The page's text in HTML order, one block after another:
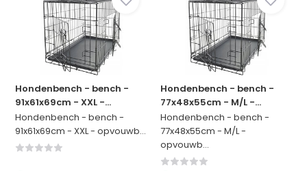
Hondenbench - bench -
91x61x69cm - XXL -...
Hondenbench - bench -
91x61x69cm - XXL - opvouwb...
Hondenbench - bench -
77x48x55cm - M/L -...
Hondenbench - bench -
77x48x55cm - M/L -
opvouwb...